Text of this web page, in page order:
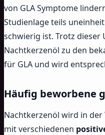
von GLA Symptome
Studienlage teils
schwierig ist. Trotz
Nachtkerzenöl zu den
für GLA und wird
Häufig beworbene
Nachtkerzenöl wird in
mit verschiedenen